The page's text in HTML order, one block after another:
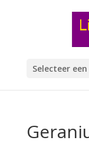
Selecteer